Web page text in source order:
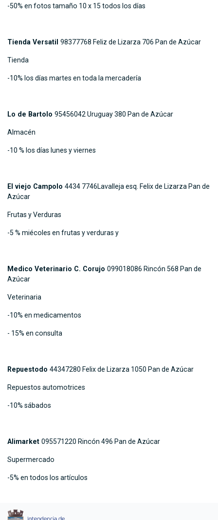
-50% en fotos tamaño 10 x 15 todos los días
Tienda Versatil 98377768 Feliz de Lizarza 706 Pan de Azúcar
Tienda
-10% los días martes en toda la mercadería
Lo de Bartolo 95456042 Uruguay 380 Pan de Azúcar
Almacén
-10 % los días lunes y viernes
El viejo Campolo 4434 7746Lavalleja esq. Felix de Lizarza Pan de
Azúcar
Frutas y Verduras
-5 % miécoles en frutas y verduras y
Medico Veterinario C. Corujo 099018086 Rincón 568 Pan de
Azúcar
Veterinaria
-10% en medicamentos
- 15% en consulta
Repuestodo 44347280 Felix de Lizarza 1050 Pan de Azúcar
Repuestos automotrices
-10% sábados
Alimarket 095571220 Rincón 496 Pan de Azúcar
Supermercado
-5% en todos los artículos